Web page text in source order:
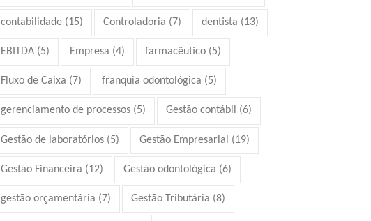
contabilidade (15) Controladoria (7) dentista (13)
EBITDA (5) Empresa (4) farmacêutico (5)
Fluxo de Caixa (7) franquia odontológica (5)
gerenciamento de processos (5) Gestão contábil (6)
Gestão de laboratórios (5) Gestão Empresarial (19)
Gestão Financeira (12) Gestão odontológica (6)
gestão orçamentária (7) Gestão Tributária (8)